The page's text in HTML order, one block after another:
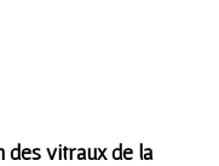
des vitraux de la